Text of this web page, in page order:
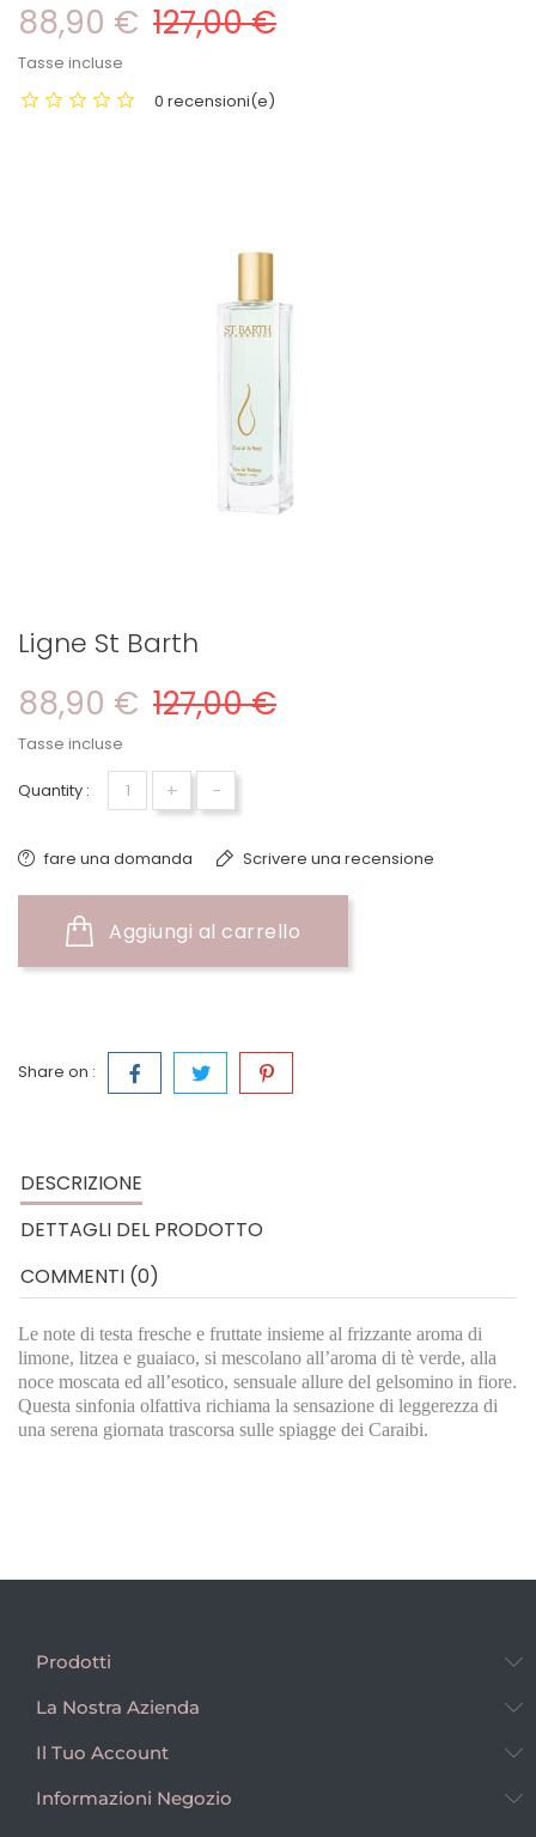
88,90 € 127,00 €
Tasse incluse
0 recensioni(e)
Ligne St Barth
88,90 € 127,00 €
Tasse incluse
Quantity : + -
fare una domanda Scrivere una recensione
Aggiungi al carrello
Share on :
DESCRIZIONE
DETTAGLI DEL PRODOTTO
COMMENTI (0)
Le note di testa fresche e fruttate insieme al frizzante aroma di
limone, litzea e guaiaco, si mescolano all’aroma di tè verde, alla
noce moscata ed all’esotico, sensuale allure del gelsomino in fiore.
Questa sinfonia olfattiva richiama la sensazione di leggerezza di
una serena giornata trascorsa sulle spiagge dei Caraibi.
Prodotti
La Nostra Azienda
Il Tuo Account
Informazioni Negozio